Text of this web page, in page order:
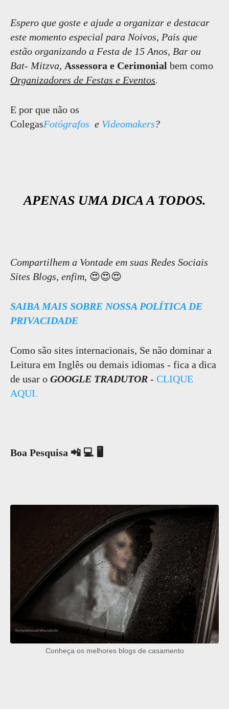
Espero que goste e ajude a organizar e destacar
este momento especial para Noivos, Pais que
estão organizando a Festa de 15 Anos, Bar ou
Bat- Mitzva, Assessora e Cerimonial bem como
Organizadores de Festas e Eventos.
E por que não os
ColegasFotógrafos e Videomakers?
APENAS UMA DICA A TODOS.
Compartilhem a Vontade em suas Redes Sociais
Sites Blogs, enfim, 😍😍😍
SAIBA MAIS SOBRE NOSSA POLÍTICA DE
PRIVACIDADE
Como são sites internacionais, Se não dominar a
Leitura em Inglês ou demais idiomas - fica a dica
de usar o GOOGLE TRADUTOR - CLIQUE
AQUI.
Boa Pesquisa 📲 💻 🖥
Conheça os melhores blogs de casamento